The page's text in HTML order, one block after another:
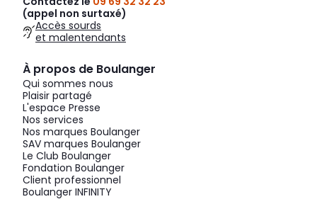
(appel non surtaxé)
Accès sourds
et malentendants
À propos de Boulanger
Qui sommes nous
Plaisir partagé
L'espace Presse
Nos services
Nos marques Boulanger
SAV marques Boulanger
Le Club Boulanger
Fondation Boulanger
Client professionnel
Boulanger INFINITY